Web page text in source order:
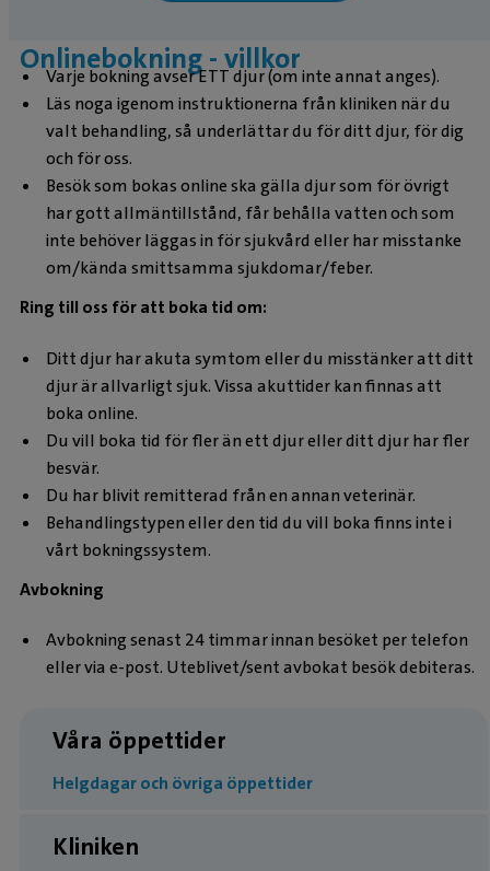
Onlinebokning - villkor
Varje bokning avser ETT djur (om inte annat anges).
Läs noga igenom instruktionerna från kliniken när du
valt behandling, så underlättar du för ditt djur, för dig
och för oss.
Besök som bokas online ska gälla djur som för övrigt
har gott allmäntillstånd, får behålla vatten och som
inte behöver läggas in för sjukvård eller har misstanke
om/kända smittsamma sjukdomar/feber.
Ring till oss för att boka tid om:
Ditt djur har akuta symtom eller du misstänker att ditt
djur är allvarligt sjuk. Vissa akuttider kan finnas att
boka online.
Du vill boka tid för fler än ett djur eller ditt djur har fler
besvär.
Du har blivit remitterad från en annan veterinär.
Behandlingstypen eller den tid du vill boka finns inte i
vårt bokningssystem.
Avbokning
Avbokning senast 24 timmar innan besöket per telefon
eller via e-post. Uteblivet/sent avbokat besök debiteras.
Våra öppettider
Helgdagar och övriga öppettider
Kliniken